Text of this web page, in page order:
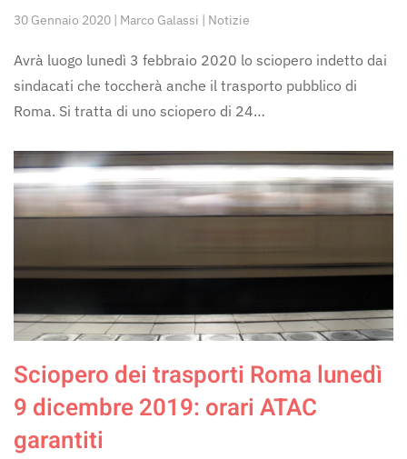
30 Gennaio 2020 | Marco Galassi | Notizie
Avrà luogo lunedì 3 febbraio 2020 lo sciopero indetto dai
sindacati che toccherà anche il trasporto pubblico di
Roma. Si tratta di uno sciopero di 24…
Sciopero dei trasporti Roma lunedì
9 dicembre 2019: orari ATAC
garantiti